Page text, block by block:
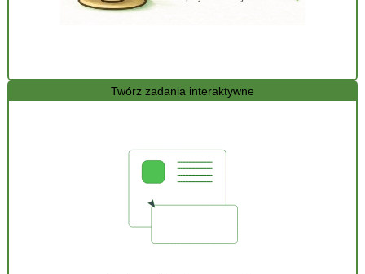
Twórz zadania interaktywne